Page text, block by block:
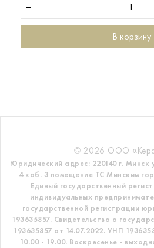
В корзину
© 2026 ООО
Юридический адрес: 220140 г.
4 каб. 3 помещение ТС Минским
Единый государственный
индивидуальных
государственной регистрации
193635857. Свидетельство о
193635857 от 14.07.2022. УНП
10.00 - 19.00. Воскресенье -